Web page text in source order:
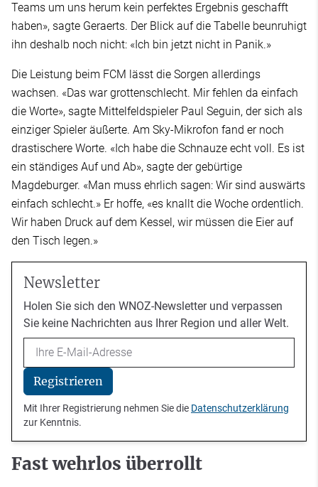
Teams um uns herum kein perfektes Ergebnis geschafft
haben», sagte Geraerts. Der Blick auf die Tabelle beunruhigt
ihn deshalb noch nicht: «Ich bin jetzt nicht in Panik.»
Die Leistung beim FCM lässt die Sorgen allerdings
wachsen. «Das war grottenschlecht. Mir fehlen da einfach
die Worte», sagte Mittelfeldspieler Paul Seguin, der sich als
einziger Spieler äußerte. Am Sky-Mikrofon fand er noch
drastischere Worte. «Ich habe die Schnauze echt voll. Es ist
ein ständiges Auf und Ab», sagte der gebürtige
Magdeburger. «Man muss ehrlich sagen: Wir sind auswärts
einfach schlecht.» Er hoffe, «es knallt die Woche ordentlich.
Wir haben Druck auf dem Kessel, wir müssen die Eier auf
den Tisch legen.»
Newsletter
Holen Sie sich den WNOZ-Newsletter und verpassen
Sie keine Nachrichten aus Ihrer Region und aller Welt.
Email
Registrieren
Mit Ihrer Registrierung nehmen Sie die Datenschutzerklärung
zur Kenntnis.
Fast wehrlos überrollt